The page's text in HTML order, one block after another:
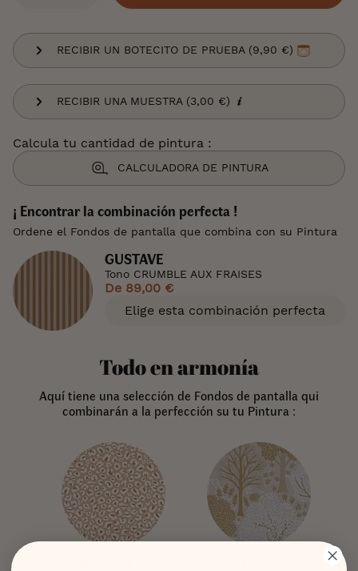
RECIBIR UN BOTECITO DE PRUEBA (9,90 €)
RECIBIR UNA MUESTRA (3,00 €)
Calcula tu cantidad de pintura :
CALCULADORA DE PINTURA
¡ Encontrar la combinación perfecta !
Ordene el Fondos de pantalla que combina con su Pintura
GUSTAVE
Tono CRUMBLE AUX FRAISES
De 89,00 €
Elige esta combinación perfecta
Todo en armonía
Aquí tiene una selección de Fondos de pantalla qui
combinarán a la perfección su tu Pintura :